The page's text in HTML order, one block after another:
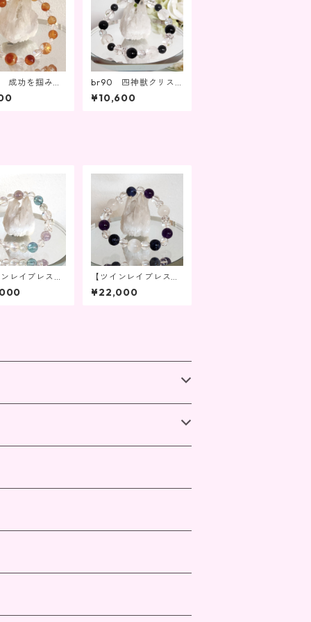
功を掴み幸
寄せる
br90 四神獣クリス
タル富と繁栄
¥10,600
レイブレス
ト期間①】br
【ツインレイブレス
出会いの引き寄せ②】
br193
¥22,000